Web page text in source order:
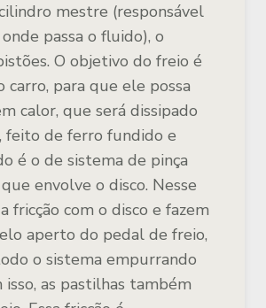
mestre (responsável
passa o fluido), o
O objetivo do freio é
para que ele possa
calor, que será dissipado
feito de ferro fundido e
é o de sistema de pinça
envolve o disco. Nesse
com o disco e fazem
aperto do pedal de freio,
o sistema empurrando
as pastilhas também